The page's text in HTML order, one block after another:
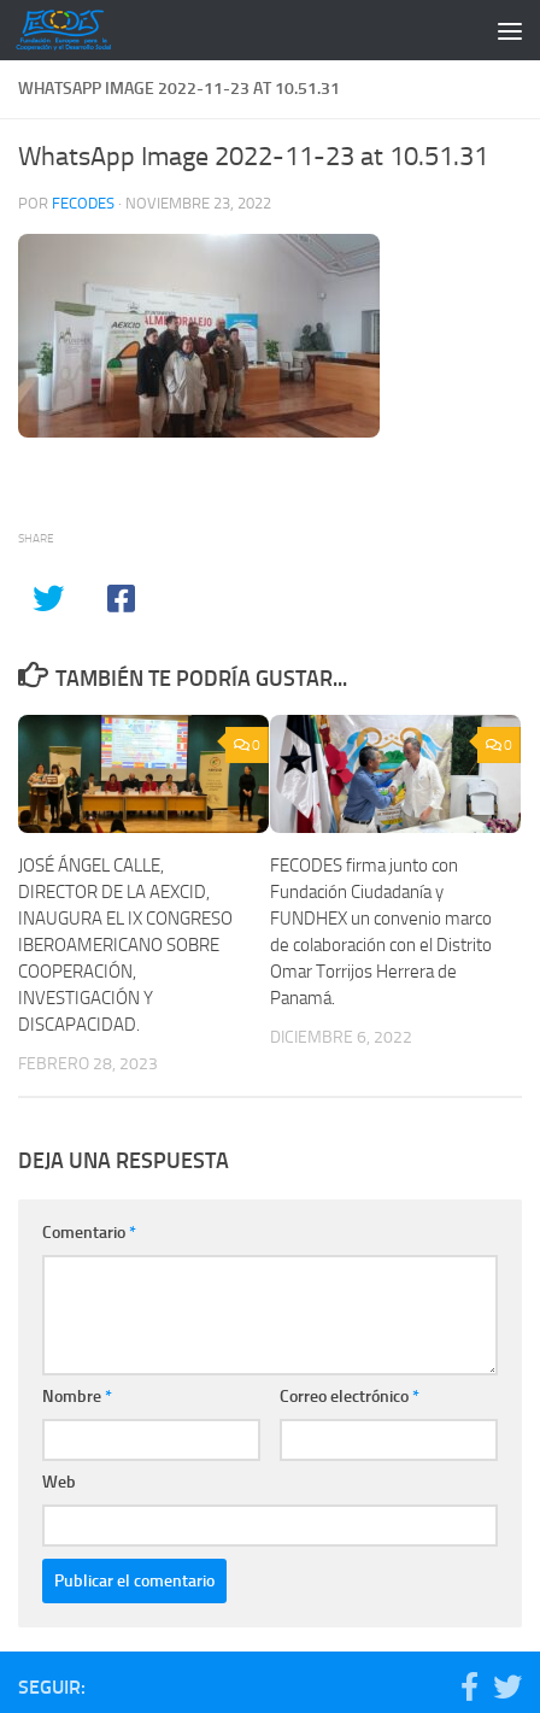
Saltar al contenido
WHATSAPP IMAGE 2022-11-23 AT 10.51.31
WhatsApp Image 2022-11-23 at 10.51.31
POR FECODES · NOVIEMBRE 23, 2022
SHARE
TAMBIÉN TE PODRÍA GUSTAR...
0
JOSÉ ÁNGEL CALLE,
DIRECTOR DE LA AEXCID,
INAUGURA EL IX CONGRESO
IBEROAMERICANO SOBRE
COOPERACIÓN,
INVESTIGACIÓN Y
DISCAPACIDAD.
FEBRERO 28, 2023
0
FECODES firma junto con
Fundación Ciudadanía y
FUNDHEX un convenio marco
de colaboración con el Distrito
Omar Torrijos Herrera de
Panamá.
DICIEMBRE 6, 2022
DEJA UNA RESPUESTA
Comentario*
Nombre* Correo electrónico*
Web
SEGUIR: